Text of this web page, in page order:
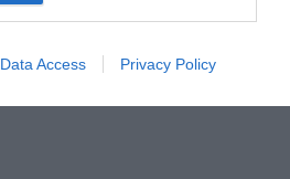
Data Access Privacy Policy